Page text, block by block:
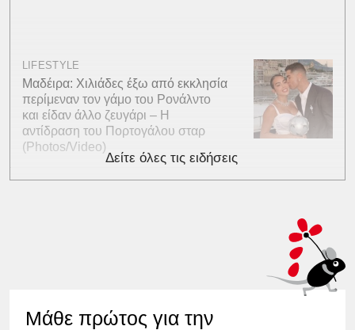
LIFESTYLE
Μαδέιρα: Χιλιάδες έξω από εκκλησία
περίμεναν τον γάμο του Ρονάλντο
και είδαν άλλο ζευγάρι – Η
αντίδραση του Πορτογάλου σταρ
(Photos/Video)
Δείτε όλες τις ειδήσεις
Μάθε πρώτος για την